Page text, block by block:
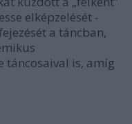
elképzelését -
a táncban,
táncosaival is, amíg